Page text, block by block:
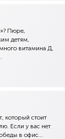
Пюре,
детям,
витамина Д,
который стоит
Если у вас нет
в офис...